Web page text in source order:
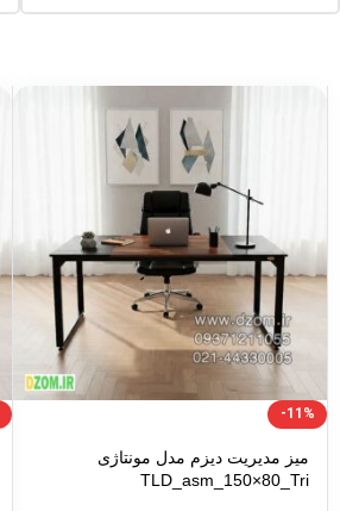
-11%
میز مدیریت دیزم مدل مونتاژی
TLD_asm_150×80_Tri